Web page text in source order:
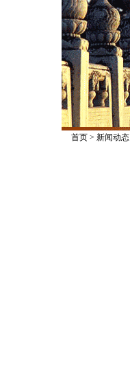
首页> 新闻动态